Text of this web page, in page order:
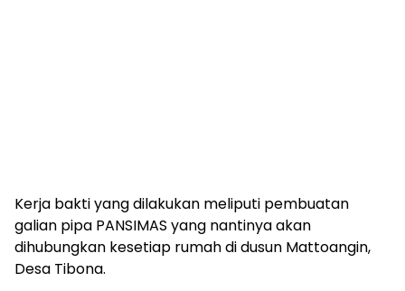
Kerja bakti yang dilakukan meliputi pembuatan
galian pipa PANSIMAS yang nantinya akan
dihubungkan kesetiap rumah di dusun Mattoangin,
Desa Tibona.